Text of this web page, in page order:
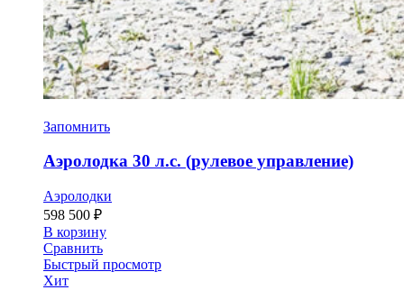
Запомнить
Аэролодка 30 л.с. (рулевое управление)
Аэролодки
598 500 ₽
В корзину
Сравнить
Быстрый просмотр
Хит